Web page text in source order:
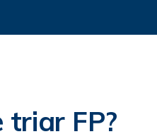
triar FP?